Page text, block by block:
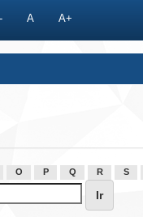
A A+
O P Q R S